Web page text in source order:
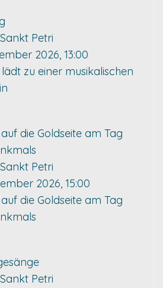
Petri
2026, 13:00
zu einer musikalischen
die Goldseite am Tag
Petri
2026, 15:00
die Goldseite am Tag
Petri